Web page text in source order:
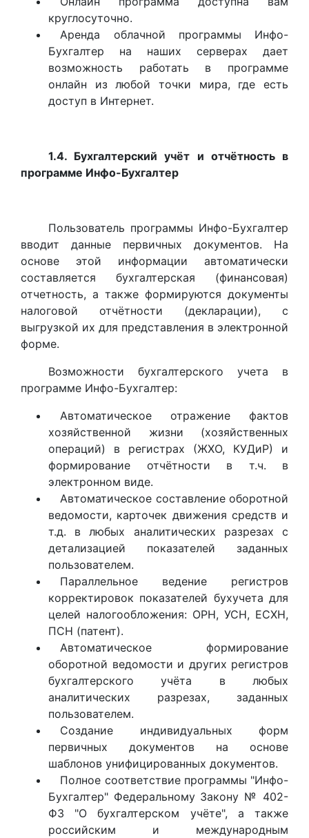
круглосуточно.
Аренда облачной программы Инфо-
Бухгалтер на наших серверах дает
возможность работать в программе
онлайн из любой точки мира, где есть
доступ в Интернет.
1.4. Бухгалтерский учёт и отчётность в
программе Инфо-Бухгалтер
Пользователь программы Инфо-Бухгалтер
вводит данные первичных документов. На
основе этой информации автоматически
составляется бухгалтерская (финансовая)
отчетность, а также формируются документы
налоговой отчётности (декларации), с
выгрузкой их для представления в электронной
форме.
Возможности бухгалтерского учета в
программе Инфо-Бухгалтер:
Автоматическое отражение фактов
хозяйственной жизни (хозяйственных
операций) в регистрах (ЖХО, КУДиР) и
формирование отчётности в т.ч. в
электронном виде.
Автоматическое составление оборотной
ведомости, карточек движения средств и
т.д. в любых аналитических разрезах с
детализацией показателей заданных
пользователем.
Параллельное ведение регистров
корректировок показателей бухучета для
целей налогообложения: ОРН, УСН, ЕСХН,
ПСН (патент).
Автоматическое формирование
оборотной ведомости и других регистров
бухгалтерского учёта в любых
аналитических разрезах, заданных
пользователем.
Создание индивидуальных форм
первичных документов на основе
шаблонов унифицированных документов.
Полное соответствие программы "Инфо-
Бухгалтер" Федеральному Закону № 402-
ФЗ "О бухгалтерском учёте", а также
российским и международным